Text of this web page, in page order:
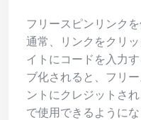
フリースピンリンク
通常、リンクをクリ
イトにコードを入力
ブ化されると、フリ
ントにクレジットさ
で使用できるように